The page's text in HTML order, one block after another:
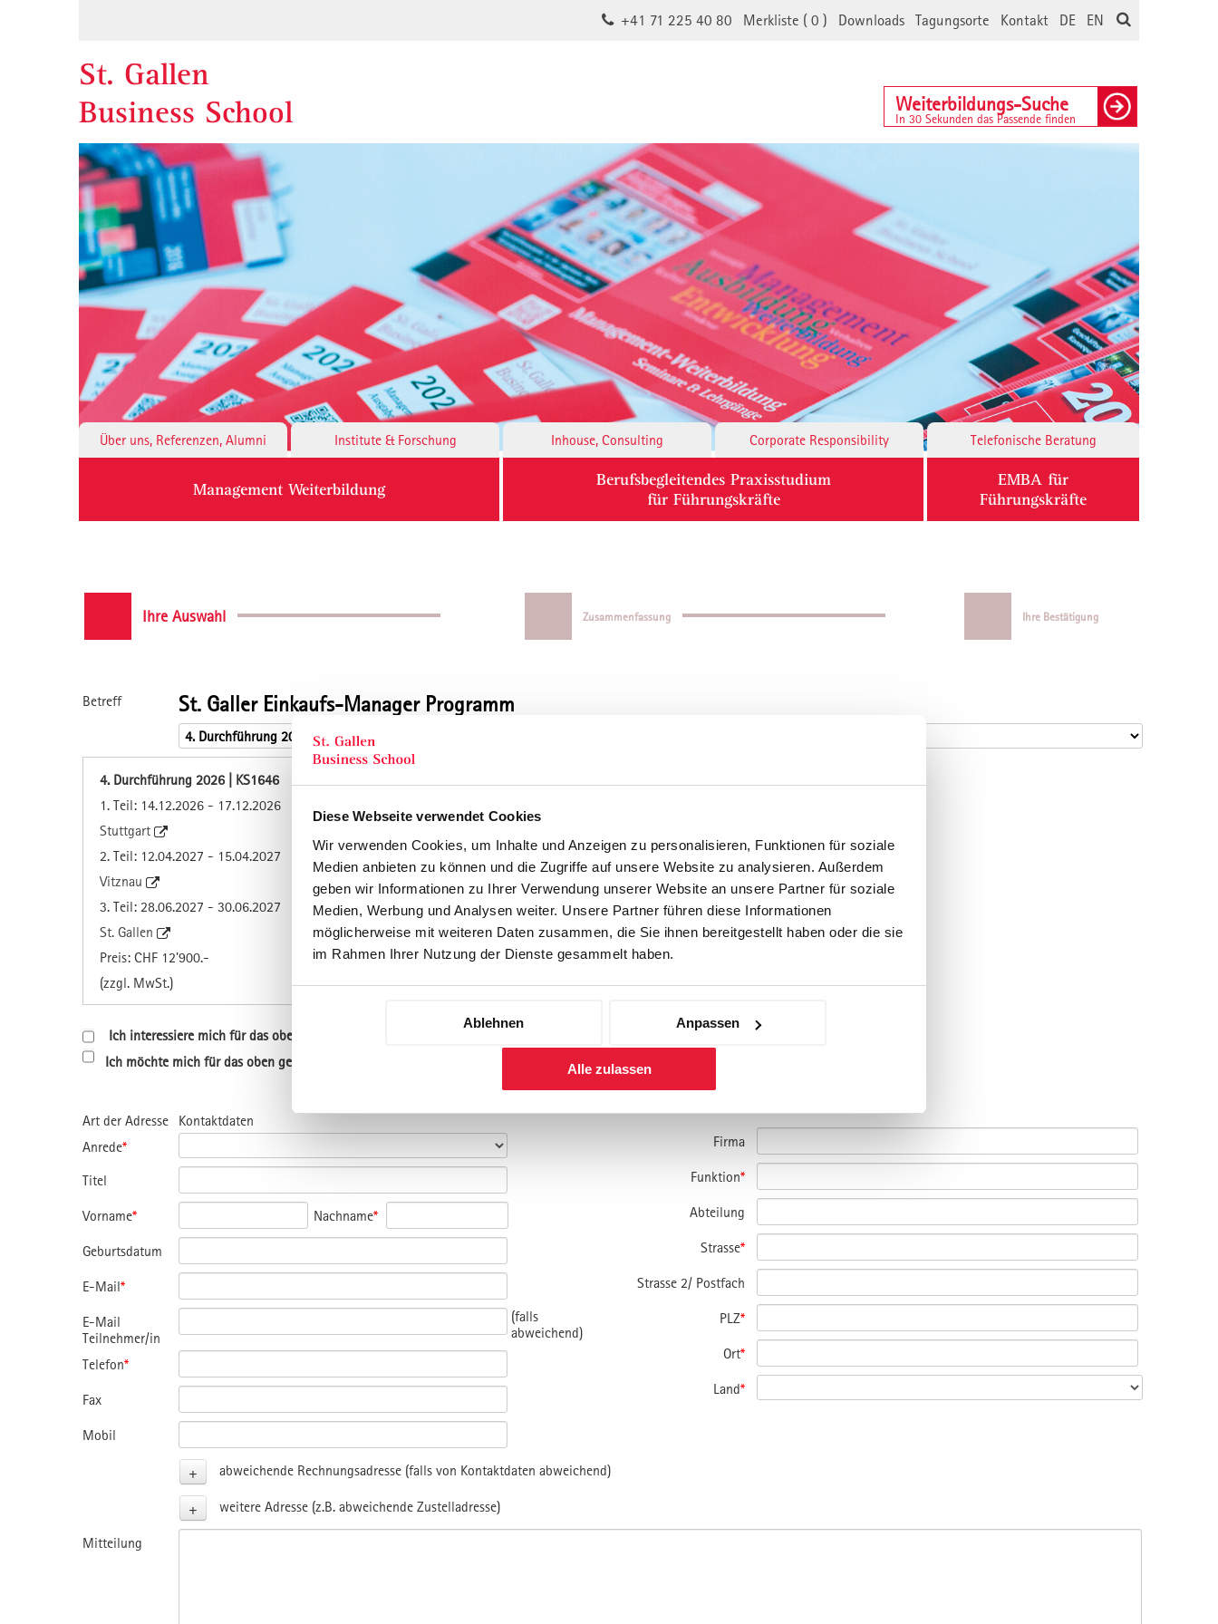
Diese Webseite verwendet Cookies
Wir verwenden Cookies, um Inhalte und Anzeigen zu personalisieren, Funktionen für soziale
Medien anbieten zu können und die Zugriffe auf unsere Website zu analysieren. Außerdem
geben wir Informationen zu Ihrer Verwendung unserer Website an unsere Partner für soziale
Medien, Werbung und Analysen weiter. Unsere Partner führen diese Informationen
möglicherweise mit weiteren Daten zusammen, die Sie ihnen bereitgestellt haben oder die sie
im Rahmen Ihrer Nutzung der Dienste gesammelt haben.
Ablehnen Anpassen
Alle zulassen
EN
DE
Kontakt
Tagungsorte
Downloads
Merkliste (0 )
+41 71 225 40 80
St. Gallen
Business School
Weiterbildungs-Suche
In 30 Sekunden das Passende finden
Über uns, Referenzen, Alumni Institute & Forschung Inhouse, Consulting Corporate Responsibility Telefonische Beratung
Management Weiterbildung
Berufsbegleitendes Praxisstudium
für Führungskräfte
EMBA für
Führungskräfte
Ihre Auswahl Zusammenfassung Ihre Bestätigung
Betreff St. Galler Einkaufs-Manager Programm
4. Durchführung 2026 | KS1646
1. Teil: 14.12.2026 - 17.12.2026
Stuttgart
2. Teil: 12.04.2027 - 15.04.2027
Vitznau
3. Teil: 28.06.2027 - 30.06.2027
St. Gallen
Preis: CHF 12'900.-
(zzgl. MwSt.)
Ich interessiere mich für das oben genannte Programm und bitte um Kontaktaufnahme.
Ich möchte mich für das oben genannte Programm anmelden.
Art der Adresse
Kontaktdaten
Anrede*
Titel
Vorname* Nachname*
Geburtsdatum
E-Mail*
E-Mail
Teilnehmer/in
(falls
abweichend)
Telefon*
Fax
Mobil
Firma
Funktion*
Abteilung
Strasse*
Strasse 2/ Postfach
PLZ*
Ort*
Land*
+ abweichende Rechnungsadresse (falls von Kontaktdaten abweichend)
+ weitere Adresse (z.B. abweichende Zustelladresse)
Mitteilung